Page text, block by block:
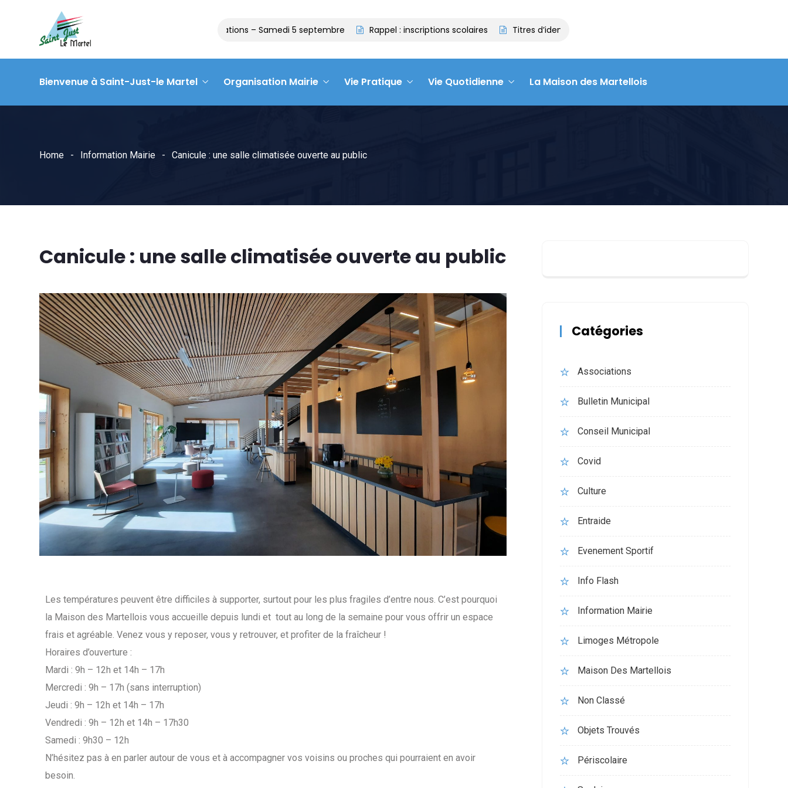
Matinée des associations – Samedi 5 septembre Rappel : inscriptions scolaires Titres d’identité et de voyage à la Maison des Martellois : contactez le
Bienvenue à Saint-Just-le Martel Organisation Mairie Vie Pratique Vie Quotidienne La Maison des Martellois
Home Information Mairie Canicule : une salle climatisée ouverte au public
Canicule : une salle climatisée ouverte au public
Les températures peuvent être difficiles à supporter, surtout pour les plus fragiles d’entre nous. C’est pourquoi
la Maison des Martellois vous accueille depuis lundi et tout au long de la semaine pour vous offrir un espace
frais et agréable. Venez vous y reposer, vous y retrouver, et profiter de la fraîcheur !
Horaires d’ouverture :
Mardi : 9h – 12h et 14h – 17h
Mercredi : 9h – 17h (sans interruption)
Jeudi : 9h – 12h et 14h – 17h
Vendredi : 9h – 12h et 14h – 17h30
Samedi : 9h30 – 12h
N’hésitez pas à en parler autour de vous et à accompagner vos voisins ou proches qui pourraient en avoir
besoin.
Catégories
Associations
Bulletin Municipal
Conseil Municipal
Covid
Culture
Entraide
Evenement Sportif
Info Flash
Information Mairie
Limoges Métropole
Maison Des Martellois
Non Classé
Objets Trouvés
Périscolaire